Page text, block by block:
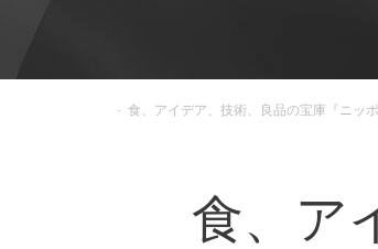
- 食、アイデア、技術、良品の宝庫『ニッポ
食、ア